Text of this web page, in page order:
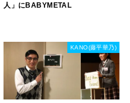
人」にBABYMETAL
KANO(藤平華乃)